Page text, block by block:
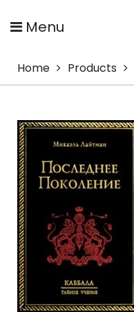
Menu
Home Products